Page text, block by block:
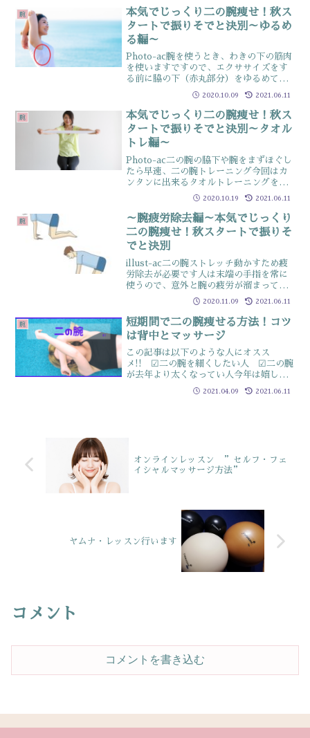
腕
本気でじっくり二の腕痩せ！秋ス
タートで振りそでと決別～ゆるめ
る編～
Photo-ac腕を使うとき、わきの下の筋肉
を使いますですので、エクササイズをす
る前に脇の下（赤丸部分）をゆるめてあ
げると身体を痛めにくく、動かしやすく
なりますやり方右側を行う時、右手親指
を中に入れて✊こぶしに握り指の第二関節
（げんこつされ...
2020.10.09 2021.06.11
腕
本気でじっくり二の腕痩せ！秋ス
タートで振りそでと決別～タオル
トレ編～
Photo-ac二の腕の脇下や腕をまずほぐし
たら早速、二の腕トレーニング今回はカ
ンタンに出来るタオルトレーニングを紹
介やり方 １．両腕を肩幅に開いて胸の
高さでキープ、タオル両端を握る ２．
両サイドに10秒程度引っ張る（数回行
う）腕裏側を使っ...
2020.10.19 2021.06.11
腕
～腕疲労除去編～本気でじっくり
二の腕痩せ！秋スタートで振りそ
でと決別
illust-ac二の腕ストレッチ動かすため疲
労除去が必要です人は末端の手指を常に
使うので、意外と腕の疲労が溜まってい
ますそれを抜くためのストレッチです肩
こりがヒドイ人は、このストレッチがツ
ライ人も多いので肩こり対策にも抜群の
効果やり方１．...
2020.11.09 2021.06.11
腕
短期間で二の腕痩せる方法！コツ
は背中とマッサージ
この記事は以下のような人にオスス
メ!! ☑二の腕を細くしたい人 ☑二の腕
が去年より太くなってい人今年は嬉しい
報告からスタート4月も10日前後になっ
てくると、薄着になっているので半そで
2021.04.09 2021.06.11
オンラインレッスン ”セルフ・フェ
イシャルマッサージ方法”
ヤムナ・レッスン行います
コメント
コメントを書き込む